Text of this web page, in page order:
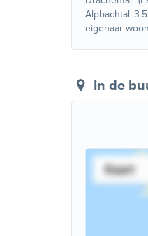
Alpbachtal
eigenaar
In de